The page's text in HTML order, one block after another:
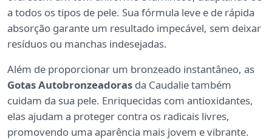
a todos os tipos de pele. Sua fórmula leve e de rápida
absorção garante um resultado impecável, sem deixar
resíduos ou manchas indesejadas.
Além de proporcionar um bronzeado instantâneo, as
Gotas Autobronzeadoras da Caudalie também
cuidam da sua pele. Enriquecidas com antioxidantes,
elas ajudam a proteger contra os radicais livres,
promovendo uma aparência mais jovem e vibrante.